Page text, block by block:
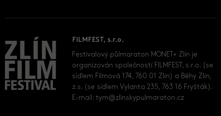
FILMFEST, s.r.o.
Festivalový půlmaraton MONET+ Zlín je
organizován společností FILMFEST, s.r.o. (se
sídlem Filmová 174, 760 01 Zlín) a Běhy Zlín,
z.s. (se sídlem Vylanta 235, 763 16 Fryšták).
E-mail:tym@zlinskypulmaraton.cz